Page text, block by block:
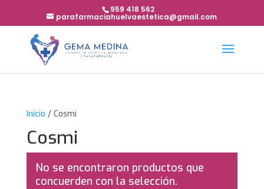
959 418 562
parafarmaciahuelvaestetica@gmail.com
Inicio / Cosmi
Cosmi
No se encontraron productos que
concuerden con la selección.